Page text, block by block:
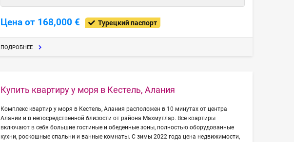
Цена от 168,000 € Турецкий паспорт
ПОДРОБНЕЕ
Купить квартиру у моря в Кестель, Алания
Комплекс квартир у моря в Кестель, Алания расположен в 10 минутах от центра
Алании и в непосредственной близости от района Махмутлар. Все квартиры
включают в себя большие гостиные и обеденные зоны, полностью оборудованные
кухни, роскошные спальни и ванные комнаты. С зимы 2022 года цена недвижимости,